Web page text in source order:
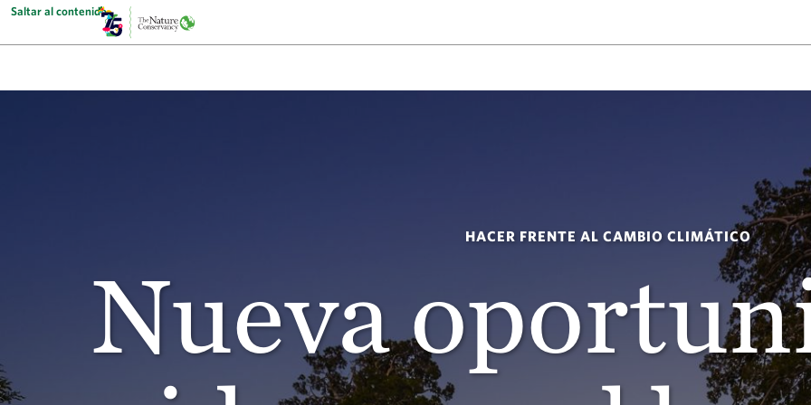
Saltar al contenido
HACER FRENTE AL CAMBIO CLIMÁTICO
Nueva